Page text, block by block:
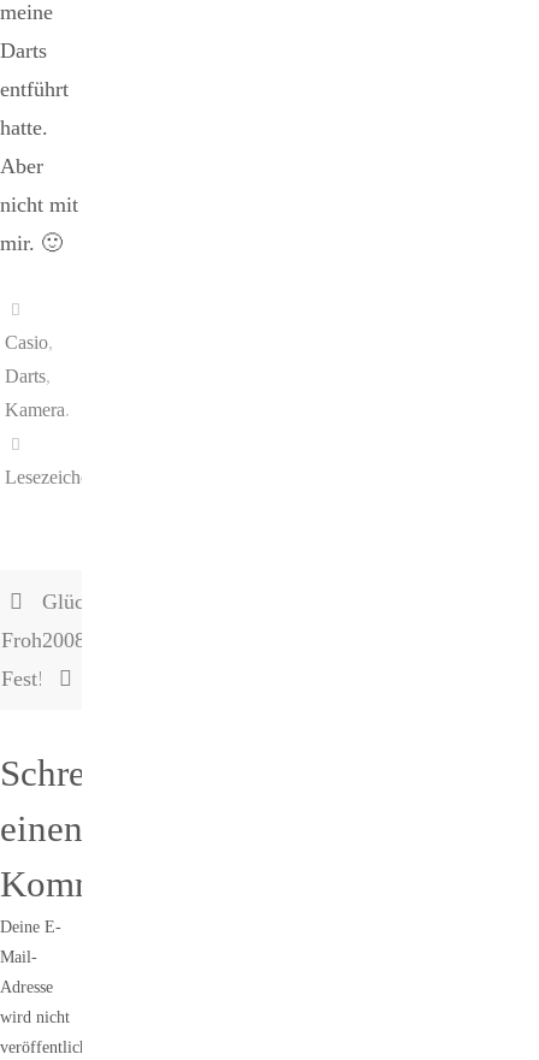
meine
Darts
entführt
hatte.
Aber
nicht mit
mir. 🙂
Casio,
Darts,
Kamera.
Lesezeichen
Frohes
Fest!
Glückliches
2008!
Schreibe
einen
Kommentar
Deine E-
Mail-
Adresse
wird nicht
veröffentlicht.